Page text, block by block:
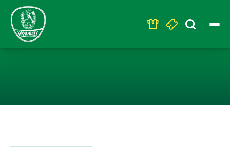
Search
for: